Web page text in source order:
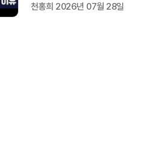
지방이 주도한 투자..'유
천홍희 2026년 07월 28일